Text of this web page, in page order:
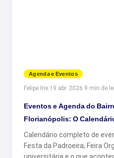
Agenda e Eventos
Felipe Irie·19 abr. 2026·9 min de
Eventos e Agenda do
Florianópolis: O
Calendário completo de
Festa da Padroeira, Feira